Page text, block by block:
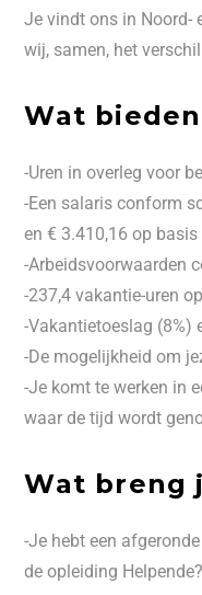
Je vindt ons in Noord-
wij, samen, het
Wat
-Uren in overleg voor
-Een salaris conform
en € 3.410,16 op
-Arbeidsvoorwaarden
-237,4 vakantie-uren
-Vakantietoeslag (8%)
-De mogelijkheid om
-Je komt te werken in
waar de tijd wordt
Wat breng
-Je hebt een
de opleiding